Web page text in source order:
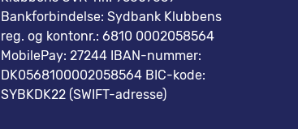
Bankforbindelse: Sydbank Klubbens
reg. og kontonr.: 6810 0002058564
MobilePay: 27244 IBAN-nummer:
DK0568100002058564 BIC-kode:
SYBKDK22 (SWIFT-adresse)